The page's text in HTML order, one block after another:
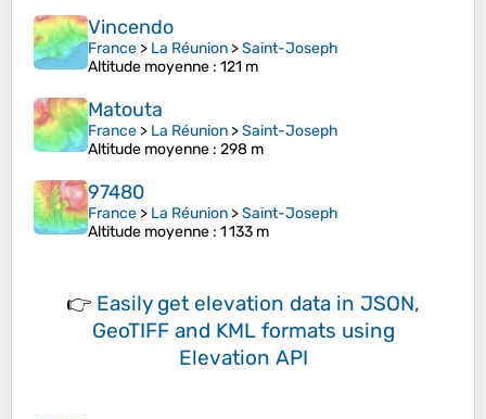
Vincendo
France > La Réunion >Saint-Joseph
Altitude moyenne : 121 m
Matouta
France > La Réunion >Saint-Joseph
Altitude moyenne : 298 m
97480
France > La Réunion >Saint-Joseph
Altitude moyenne : 1 133 m
👉 Easily get elevation data in JSON,
GeoTIFF and KML formats using
Elevation API